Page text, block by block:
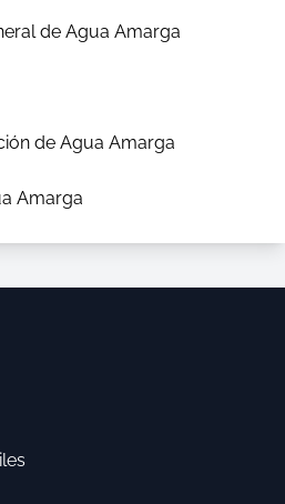
de Agua Amarga
de Agua Amarga
Amarga